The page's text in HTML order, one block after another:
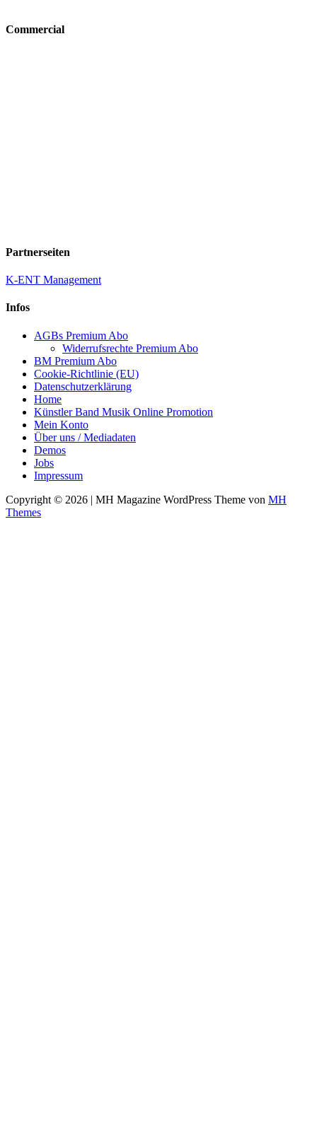
Commercial
Partnerseiten
K-ENT Management
Infos
AGBs Premium Abo
Widerrufsrechte Premium Abo
BM Premium Abo
Cookie-Richtlinie (EU)
Datenschutzerklärung
Home
Künstler Band Musik Online Promotion
Mein Konto
Über uns / Mediadaten
Demos
Jobs
Impressum
Copyright © 2026 | MH Magazine WordPress Theme von MH
Themes